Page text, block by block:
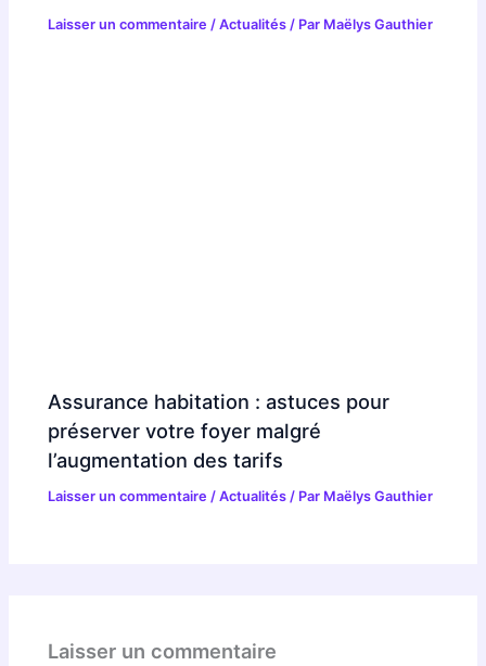
Laisser un commentaire /Actualités / Par Maëlys Gauthier
Assurance habitation : astuces pour
préserver votre foyer malgré
l’augmentation des tarifs
Laisser un commentaire /Actualités / Par Maëlys Gauthier
Laisser un commentaire